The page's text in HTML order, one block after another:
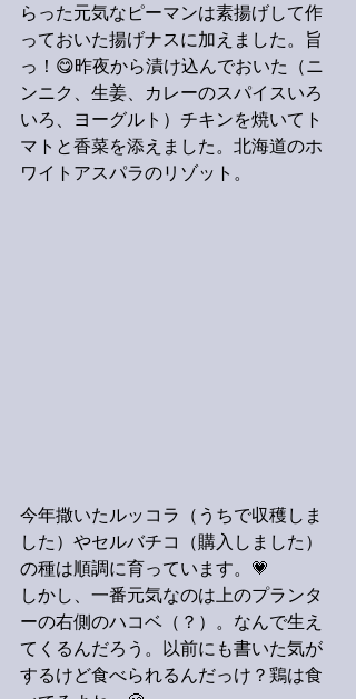
らった元気なピーマンは素揚げして作
っておいた揚げナスに加えました。旨
っ！😋昨夜から漬け込んでおいた（ニ
ンニク、生姜、カレーのスパイスいろ
いろ、ヨーグルト）チキンを焼いてト
マトと香菜を添えました。北海道のホ
ワイトアスパラのリゾット。
今年撒いたルッコラ（うちで収穫しま
した）やセルバチコ（購入しました）
の種は順調に育っています。💗
しかし、一番元気なのは上のプランタ
ーの右側のハコベ（？）。なんで生え
てくるんだろう。以前にも書いた気が
するけど食べられるんだっけ？鶏は食